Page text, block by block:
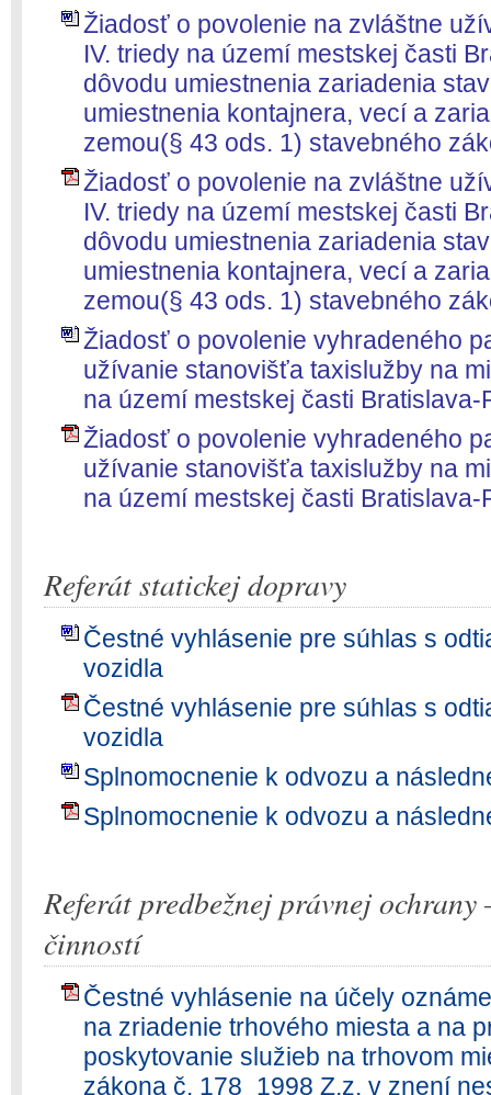
Žiadosť o povolenie na zvláštne
IV. triedy na území mestskej časti
dôvodu umiestnenia zariadenia
umiestnenia kontajnera, vecí a
zemou(§ 43 ods. 1) stavebného
Žiadosť o povolenie na zvláštne
IV. triedy na území mestskej časti
dôvodu umiestnenia zariadenia
umiestnenia kontajnera, vecí a
zemou(§ 43 ods. 1) stavebného
Žiadosť o povolenie vyhradeného
užívanie stanovišťa taxislužby na
na území mestskej časti Bratislava-
Žiadosť o povolenie vyhradeného
užívanie stanovišťa taxislužby na
na území mestskej časti Bratislava-
Referát statickej dopravy
Čestné vyhlásenie pre súhlas s
vozidla
Čestné vyhlásenie pre súhlas s
vozidla
Splnomocnenie k odvozu a
Splnomocnenie k odvozu a
Referát predbežnej právnej ochrany
činností
Čestné vyhlásenie na účely
na zriadenie trhového miesta a na
poskytovanie služieb na trhovom
zákona č. 178_1998 Z.z. v znení